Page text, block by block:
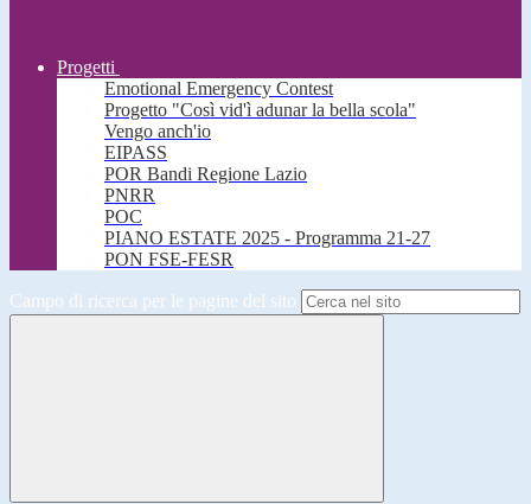
Progetti
Emotional Emergency Contest
Progetto "Così vid'ì adunar la bella scola"
Vengo anch'io
EIPASS
POR Bandi Regione Lazio
PNRR
POC
PIANO ESTATE 2025 - Programma 21-27
PON FSE-FESR
Campo di ricerca per le pagine del sito